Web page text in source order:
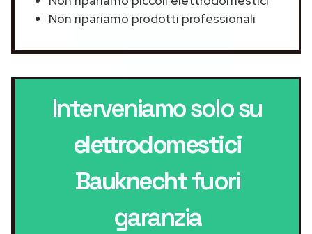
Non ripariamo prodotti professionali
Interveniamo solo su
elettrodomestici
Bauknechtfuori
garanzia